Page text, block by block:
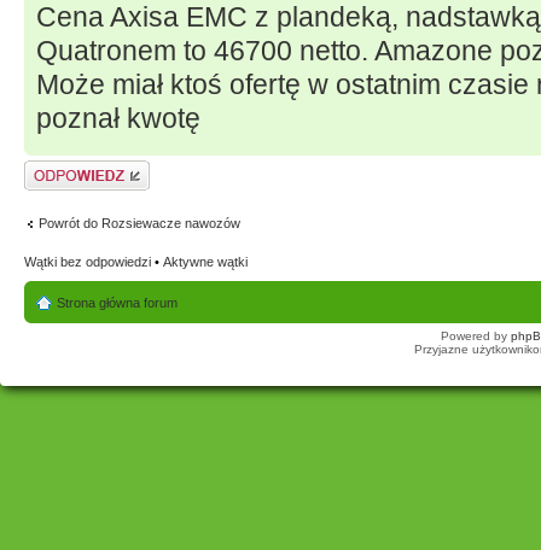
Cena Axisa EMC z plandeką,
Quatronem to 46700 netto. Amazone
Może miał ktoś ofertę w ostatnim
poznał kwotę
Odpowiedz
Powrót do Rozsiewacze nawozów
Wątki bez odpowiedzi • Aktywne wątki
Strona główna forum
Powered by
Przyjazne